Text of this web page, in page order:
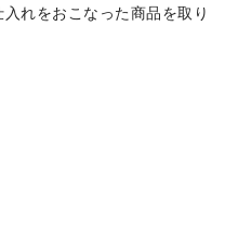
れをおこなった商品を取り